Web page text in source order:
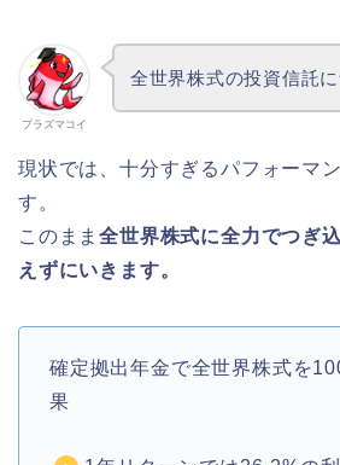
プラズマコイ
全世界株式の投資信託
現状では、十分すぎるパフォーマ
す。
このまま全世界株式に全力でつぎ
えずにいきます。
確定拠出年金で全世界株式を
果